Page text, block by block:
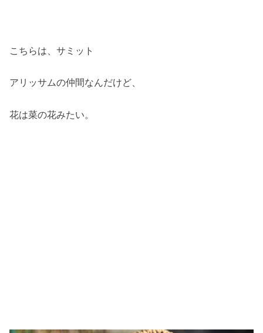
こちらは、サミット
アリッサムの仲間なんだけど、
花は菜の花みたい。